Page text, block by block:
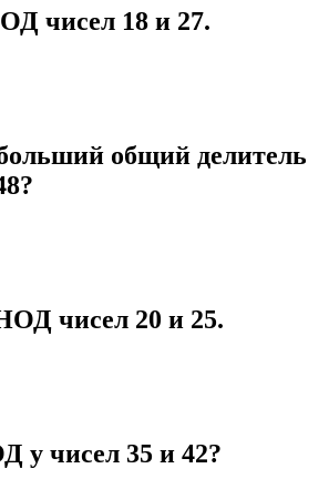
чисел 18 и 27.
общий делитель
чисел 20 и 25.
у чисел 35 и 42?